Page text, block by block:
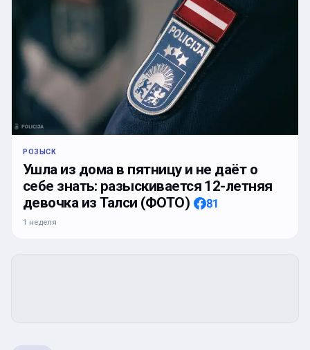
РОЗЫСК
Ушла из дома в пятницу и не даёт о
себе знать: разыскивается 12-летняя
девочка из Талси (ФОТО)
81
1 неделя